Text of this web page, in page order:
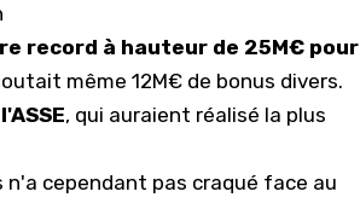
record à hauteur de 25M€ pour
même 12M€ de bonus divers.
, qui auraient réalisé la plus
n'a cependant pas craqué face au